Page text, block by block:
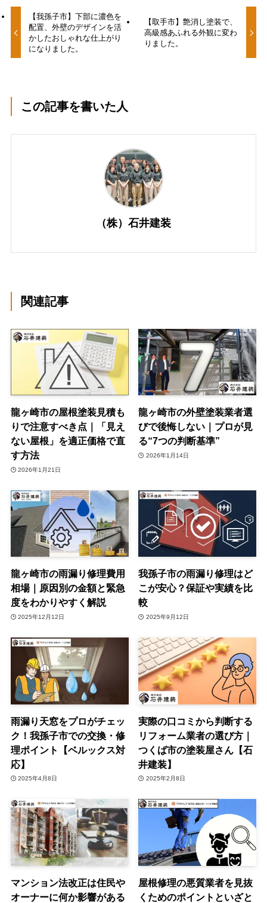
【我孫子市】下部に濃色を
配置、外壁のデザインを活
かしたおしゃれな仕上がり
になりました。
【取手市】艶消し塗装で、
高級感あふれる外観に変わ
りました。
この記事を書いた人
（株）石井建装
関連記事
龍ヶ崎市の屋根塗装見積も
りで注意すべき点｜「見え
ない屋根」を適正価格で直
す方法
2026年1月21日
龍ヶ崎市の外壁塗装業者選
びで後悔しない｜プロが見
る“7つの判断基準”
2026年1月14日
龍ヶ崎市の雨漏り修理費用
相場｜原因別の金額と緊急
度をわかりやすく解説
2025年12月12日
我孫子市の雨漏り修理はど
こが安心？保証や実績を比
較
2025年9月12日
雨漏り天窓をプロがチェッ
ク！我孫子市での交換・修
理ポイント【ベルックス対
応】
2025年4月8日
実際の口コミから判断する
リフォーム業者の選び方｜
つくば市の塗装屋さん【石
井建装】
2025年2月8日
マンション法改正は住民や
オーナーに何か影響がある
屋根修理の悪質業者を見抜
くためのポイントといざと